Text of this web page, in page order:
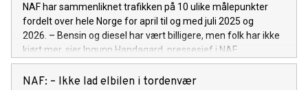
NAF har sammenliknet trafikken på 10 ulike målepunkter
fordelt over hele Norge for april til og med juli 2025 og
2026. – Bensin og diesel har vært billigere, men folk har ikke
kjørt mer, sier Ingunn Handagard, pressesjef i NAF.
NAF: – Ikke lad elbilen i tordenvær